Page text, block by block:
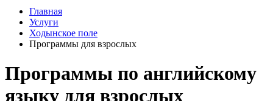
Главная
Услуги
Ходынское поле
Программы для взрослых
Программы по английскому
языку для взрослых